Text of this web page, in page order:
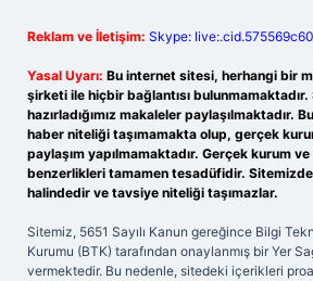
Reklam ve İletişim: Skype:
Yasal Uyarı: Bu internet sitesi, herhangi bir
şirketi ile hiçbir bağlantısı
hazırladığımız makaleler paylaşılmaktadır.
haber niteliği taşımamakta olup, gerçek
paylaşım yapılmamaktadır. Gerçek kurum
benzerlikleri tamamen tesadüfidir.
halindedir ve tavsiye niteliği taşımazlar.
Sitemiz, 5651 Sayılı Kanun gereğince Bilgi
Kurumu (BTK) tarafından onaylanmış bir Yer
vermektedir. Bu nedenle, sitedeki içerikleri